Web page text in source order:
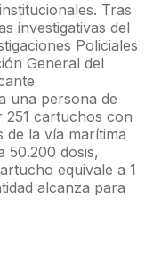
Tras
investigativas del
Policiales
General del
una persona de
251 cartuchos con
de la vía marítima
50.200 dosis,
equivale a 1
alcanza para